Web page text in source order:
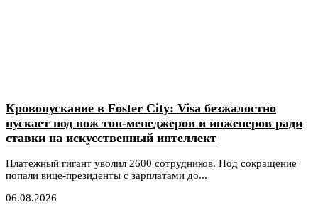
Кровопускание в Foster City: Visa безжалостно
пускает под нож топ-менеджеров и инженеров ради
ставки на искусственный интеллект
Платежный гигант уволил 2600 сотрудников. Под сокращение
попали вице-президенты с зарплатами до...
06.08.2026